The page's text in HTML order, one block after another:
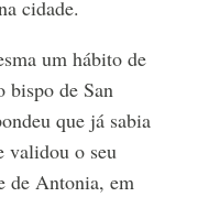
cidade.
um hábito de
bispo de San
que já sabia
validou o seu
de Antonia, em